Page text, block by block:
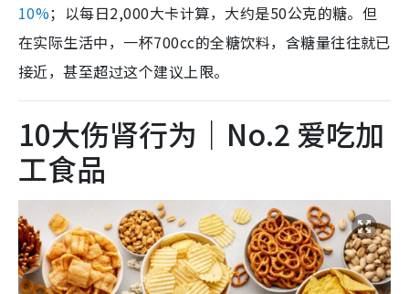
10%；以每日2,000大卡计算，大约是50公克的糖。但
在实际生活中，一杯700cc的全糖饮料，含糖量往往就已
接近，甚至超过这个建议上限。
10大伤肾行为｜No.2 爱吃加
工食品